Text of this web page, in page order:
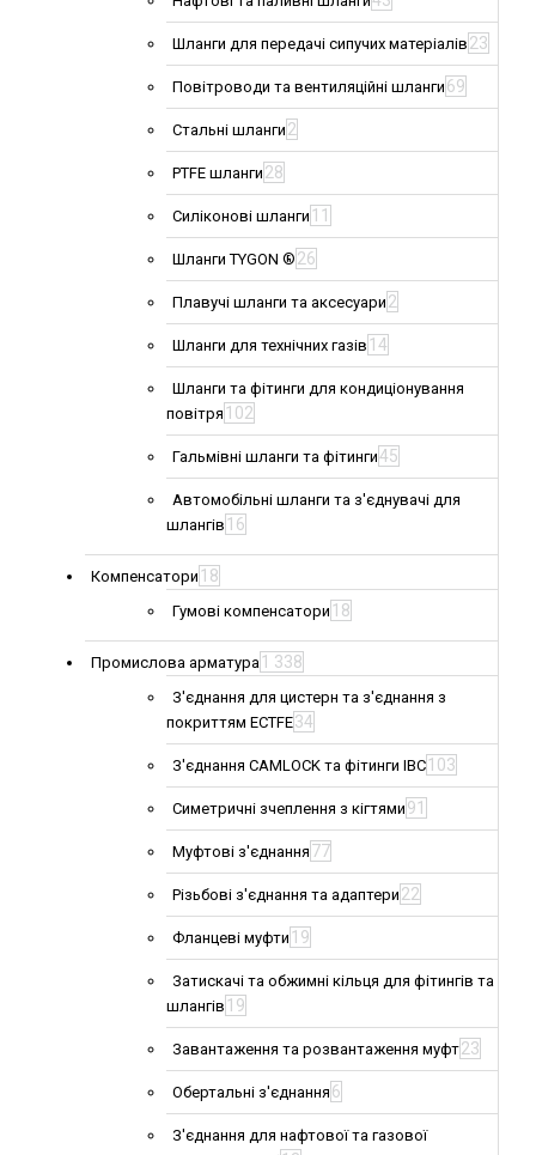
Шланги для передачі сипучих матеріалів 23
Повітроводи та вентиляційні шланги 69
Стальні шланги 2
PTFE шланги 28
Силіконові шланги 11
Шланги TYGON ® 26
Плавучі шланги та аксесуари 2
Шланги для технічних газів 14
Шланги та фітинги для кондиціонування
повітря 102
Гальмівні шланги та фітинги45
Автомобільні шланги та з'єднувачі для
шлангів 16
Компенсатори 18
Гумові компенсатори 18
Промислова арматура 1 338
З'єднання для цистерн та з'єднання з
покриттям ECTFE34
З'єднання CAMLOCK та фітинги IBC 103
Симетричні зчеплення з кігтями 91
Муфтові з'єднання 77
Різьбові з'єднання та адаптери 22
Фланцеві муфти 19
Затискачі та обжимні кільця для фітингів та
шлангів 19
Завантаження та розвантаження муфт23
Обертальні з'єднання 6
З'єднання для нафтової та газової